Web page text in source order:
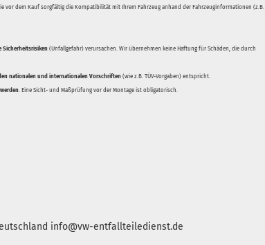
vor dem Kauf sorgfältig die Kompatibilität mit Ihrem Fahrzeug anhand der Fahrzeuginformationen (z.B.
Sicherheitsrisiken (Unfallgefahr) verursachen. Wir übernehmen keine Haftung für Schäden, die durch
nationalen und internationalen Vorschriften (wie z.B. TÜV-Vorgaben) entspricht.
. Eine Sicht- und Maßprüfung vor der Montage ist obligatorisch.
info@vw-entfallteiledienst.de